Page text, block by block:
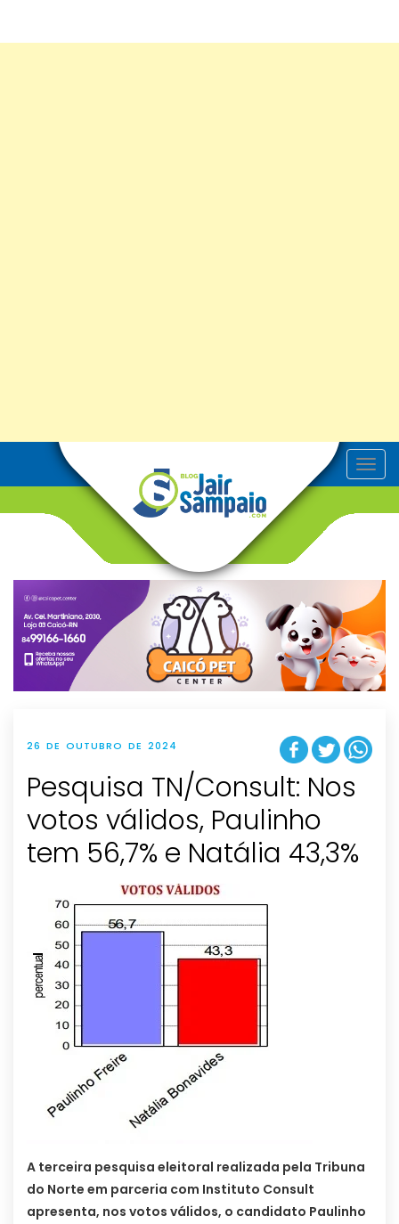
T
o
v
g
t
i
o
n
26 DE OUTUBRO DE 2024
Pesquisa TN/Consult: Nos
votos válidos, Paulinho
tem 56,7% e Natália 43,3%
A terceira pesquisa eleitoral realizada pela Tribuna
do Norte em parceria com Instituto Consult
apresenta, nos votos válidos, o candidato Paulinho